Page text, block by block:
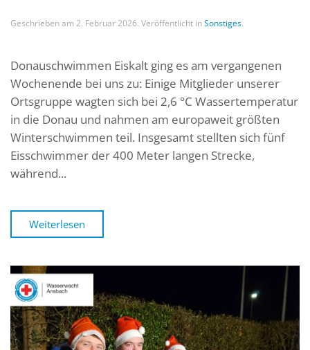
Geschrieben am 2. Februar 2026. Veröffentlicht inSonstiges.
Donauschwimmen Eiskalt ging es am vergangenen
Wochenende bei uns zu: Einige Mitglieder unserer
Ortsgruppe wagten sich bei 2,6 °C Wassertemperatur
in die Donau und nahmen am europaweit größten
Winterschwimmen teil. Insgesamt stellten sich fünf
Eisschwimmer der 400 Meter langen Strecke,
während...
Weiterlesen